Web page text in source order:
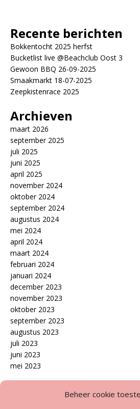
Beheer cookie
Recente berichten
Bokkentocht 2025 herfst
Bucketlist live @Beachclub Oost 3
Gewoon BBQ 26-09-2025
Smaakmarkt 18-07-2025
Zeepkistenrace 2025
Archieven
maart 2026
september 2025
juli 2025
juni 2025
april 2025
november 2024
oktober 2024
september 2024
augustus 2024
mei 2024
april 2024
maart 2024
februari 2024
januari 2024
december 2023
november 2023
oktober 2023
september 2023
augustus 2023
juli 2023
juni 2023
mei 2023
Disclaimer